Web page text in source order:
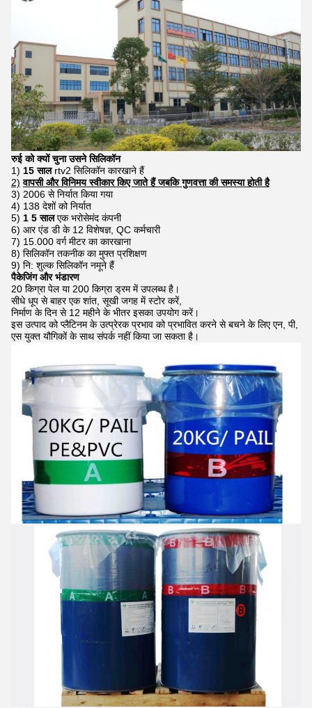
रुई को क्यों चुना उसने सिलिकॉन
1) 15 सालrtv2 सिलिकॉन कारखाने हैं
2) वापसी और विनिमय स्वीकार किए जाते हैं जबकि गुणवत्ता की समस्या होती है
3) 2006 से निर्यात किया गया
4) 138 देशों को निर्यात
5) 1 5 सालएक भरोसेमंद कंपनी
6) आर एंड डी के 12 विशेषज्ञ, QC कर्मचारी
7) 15.000 वर्ग मीटर का कारखाना
8) सिलिकॉन तकनीक का मुफ्त प्रशिक्षण
9) नि: शुल्क सिलिकॉन नमूने हैं
पैकेजिंग और भंडारण
20 किग्रा पेल या 200 किग्रा ड्रम में उपलब्ध है।
सीधे धूप से बाहर एक शांत, सूखी जगह में स्टोर करें,
निर्माण के दिन से 12 महीने के भीतर इसका उपयोग करें।
इस उत्पाद को प्लैटिनम के उत्प्रेरक प्रभाव को प्रभावित करने से बचने के लिए एन, पी,
एस युक्त यौगिकों के साथ संपर्क नहीं किया जा सकता है।